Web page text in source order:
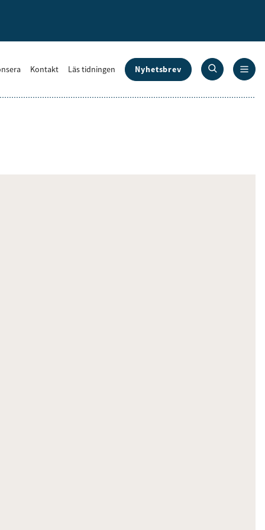
Kontakt Läs tidningen Nyhetsbrev